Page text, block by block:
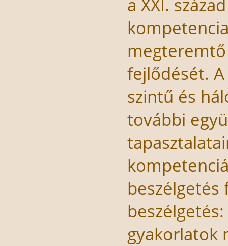
a XXI.
fejlődését.
szintű és
további
beszélgetés